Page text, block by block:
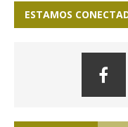
ESTAMOS